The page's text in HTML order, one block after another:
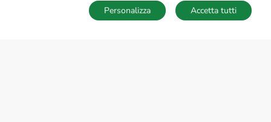
SALVA RICERCA
Accetta tutti
Personalizza